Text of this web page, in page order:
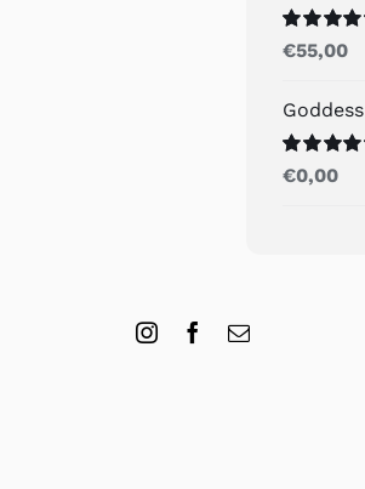
uit 5
€55,00
5.00
€0,00